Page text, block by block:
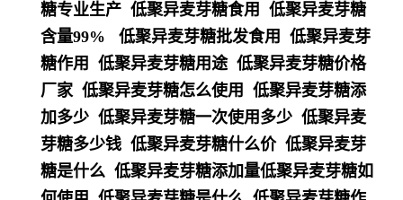
糖专业生产 低聚异麦芽糖食用 低聚异麦芽糖
含量99% 低聚异麦芽糖批发食用 低聚异麦芽
糖作用 低聚异麦芽糖用途 低聚异麦芽糖价格
厂家 低聚异麦芽糖怎么使用 低聚异麦芽糖添
加多少 低聚异麦芽糖一次使用多少 低聚异麦
芽糖多少钱 低聚异麦芽糖什么价 低聚异麦芽
糖是什么 低聚异麦芽糖添加量低聚异麦芽糖如